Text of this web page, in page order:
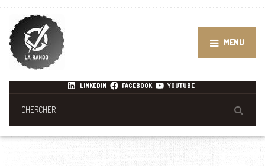
MENU
LINKEDIN FACEBOOK YOUTUBE